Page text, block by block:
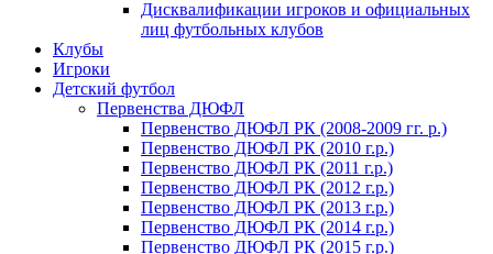
Дисквалификации игроков и официальных
лиц футбольных клубов
Клубы
Игроки
Детский футбол
Первенства ДЮФЛ
Первенство ДЮФЛ РК (2008-2009 гг. р.)
Первенство ДЮФЛ РК (2010 г.р.)
Первенство ДЮФЛ РК (2011 г.р.)
Первенство ДЮФЛ РК (2012 г.р.)
Первенство ДЮФЛ РК (2013 г.р.)
Первенство ДЮФЛ РК (2014 г.р.)
Первенство ДЮФЛ РК (2015 г.р.)